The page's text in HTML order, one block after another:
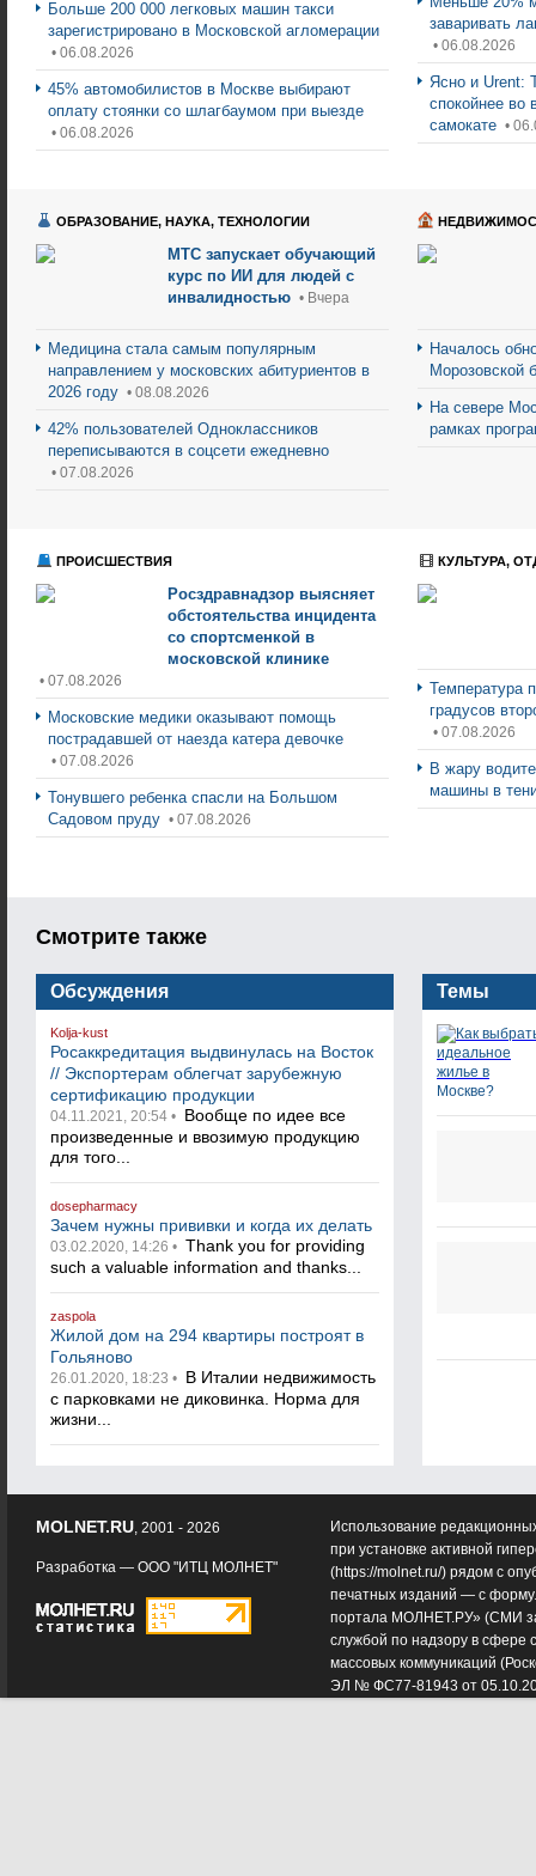
Больше 200 000 легковых машин такси
зарегистрировано в Московской агломерации
• 06.08.2026
45% автомобилистов в Москве выбирают
оплату стоянки со шлагбаумом при выезде
• 06.08.2026
заваривать
• 06.08.2026
Ясно и Urent:
спокойнее во
самокате •
ОБРАЗОВАНИЕ, НАУКА, ТЕХНОЛОГИИ
МТС запускает обучающий
курс по ИИ для людей с
инвалидностью • Вчера
Медицина стала самым популярным
направлением у московских абитуриентов в
2026 году • 08.08.2026
42% пользователей Одноклассников
переписываются в соцсети ежедневно
• 07.08.2026
Началось
Морозовской
На севере
рамках
ПРОИСШЕСТВИЯ
Росздравнадзор выясняет
обстоятельства инцидента
со спортсменкой в
московской клинике
• 07.08.2026
Московские медики оказывают помощь
пострадавшей от наезда катера девочке
• 07.08.2026
Тонувшего ребенка спасли на Большом
Садовом пруду • 07.08.2026
КУЛЬТУРА,
Температура
градусов
• 07.08.2026
В жару
машины в
Смотрите также
Обсуждения
Kolja-kust
Росаккредитация выдвинулась на Восток
// Экспортерам облегчат зарубежную
сертификацию продукции
04.11.2021, 20:54 • Вообще по идее все
произведенные и ввозимую продукцию
для того...
dosepharmacy
Зачем нужны прививки и когда их делать
03.02.2020, 14:26 • Thank you for providing
such a valuable information and thanks...
zaspola
Жилой дом на 294 квартиры построят в
Гольяново
26.01.2020, 18:23 • В Италии недвижимость
с парковками не диковинка. Норма для
жизни...
Темы
Использование
при установке активной
(https://molnet.ru/) рядом с
печатных изданий — с
портала МОЛНЕТ.РУ» (СМИ
службой по надзору в сфере
массовых коммуникаций
ЭЛ № ФС77-81943 от
MOLNET.RU, 2001 - 2026
Разработка — ООО "ИТЦ МОЛНЕТ"